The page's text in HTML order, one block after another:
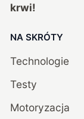
krwi!
NA SKRÓTY
Technologie
Testy
Motoryzacja